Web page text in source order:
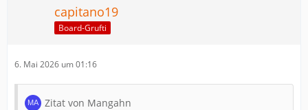
capitano19
Board-Grufti
6. Mai 2026 um 01:16
Zitat von Mangahn